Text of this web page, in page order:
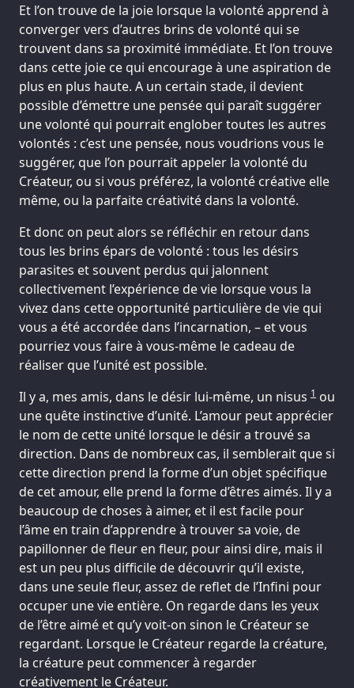
Et l’on trouve de la joie lorsque la volonté apprend à
converger vers d’autres brins de volonté qui se
trouvent dans sa proximité immédiate. Et l’on trouve
dans cette joie ce qui encourage à une aspiration de
plus en plus haute. A un certain stade, il devient
possible d’émettre une pensée qui paraît suggérer
une volonté qui pourrait englober toutes les autres
volontés : c’est une pensée, nous voudrions vous le
suggérer, que l’on pourrait appeler la volonté du
Créateur, ou si vous préférez, la volonté créative elle
même, ou la parfaite créativité dans la volonté.
Et donc on peut alors se réfléchir en retour dans
tous les brins épars de volonté : tous les désirs
parasites et souvent perdus qui jalonnent
collectivement l’expérience de vie lorsque vous la
vivez dans cette opportunité particulière de vie qui
vous a été accordée dans l’incarnation, – et vous
pourriez vous faire à vous-même le cadeau de
réaliser que l’unité est possible.
Il y a, mes amis, dans le désir lui-même, un nisus 1 ou
une quête instinctive d’unité. L’amour peut apprécier
le nom de cette unité lorsque le désir a trouvé sa
direction. Dans de nombreux cas, il semblerait que si
cette direction prend la forme d’un objet spécifique
de cet amour, elle prend la forme d’êtres aimés. Il y a
beaucoup de choses à aimer, et il est facile pour
l’âme en train d’apprendre à trouver sa voie, de
papillonner de fleur en fleur, pour ainsi dire, mais il
est un peu plus difficile de découvrir qu’il existe,
dans une seule fleur, assez de reflet de l’Infini pour
occuper une vie entière. On regarde dans les yeux
de l’être aimé et qu’y voit-on sinon le Créateur se
regardant. Lorsque le Créateur regarde la créature,
la créature peut commencer à regarder
créativement le Créateur.